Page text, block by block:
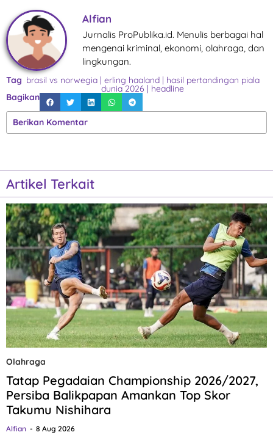
Alfian
Jurnalis ProPublika.id. Menulis berbagai hal
mengenai kriminal, ekonomi, olahraga, dan
lingkungan.
Tag brasil vs norwegia| erling haaland| hasil pertandingan piala
dunia 2026 headline
Bagikan
Berikan Komentar
Artikel Terkait
Olahraga
Tatap Pegadaian Championship 2026/2027,
Persiba Balikpapan Amankan Top Skor
Takumu Nishihara
Alfian 8 Aug 2026